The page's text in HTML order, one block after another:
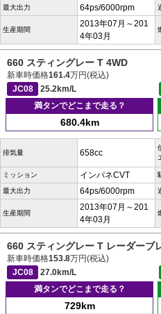
最大出力 64ps/6000rpm
生産期間
2013年07月～201
4年03月
660 スティングレー T 4WD
新車時価格161.4万円(税込)
JC08
25.2km/L
満タンでどこまで走る？
680.4km
排気量 658cc
ミッション インパネCVT
最大出力 64ps/6000rpm
生産期間
2013年07月～201
4年03月
660 スティングレー T レーダーブ
新車時価格153.8万円(税込)
JC08
27.0km/L
満タンでどこまで走る？
729km